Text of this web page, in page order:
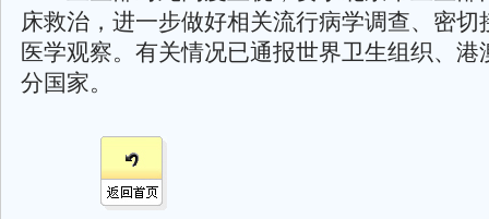
床救治，进一步做好相关流行病学调查、密切
医学观察。有关情况已通报世界卫生组织、港
分国家。